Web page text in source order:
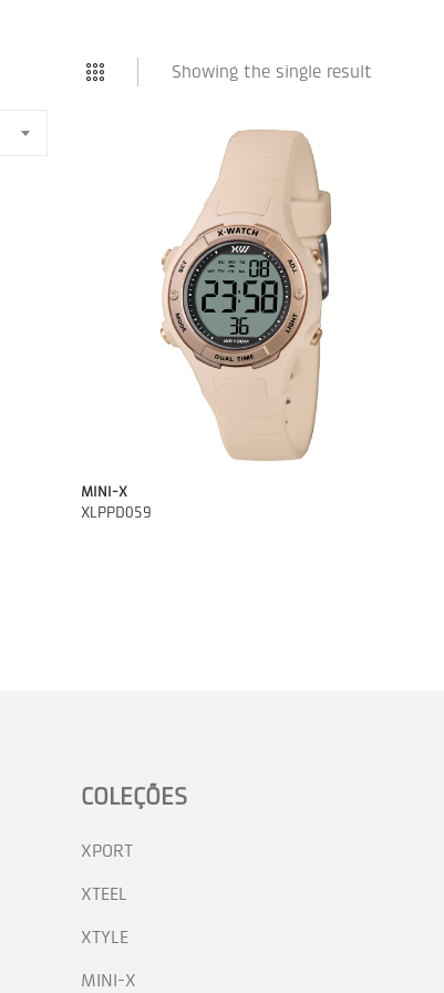
Showing the single result
MINI-X
XLPPD059
COLEÇÕES
XPORT
XTEEL
XTYLE
MINI-X